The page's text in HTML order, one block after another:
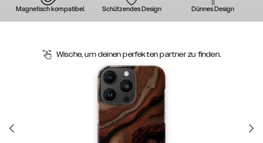
Magnetisch kompatibel Schützendes Design Dünnes Design
Wische, um deinen perfekten partner zu finden.